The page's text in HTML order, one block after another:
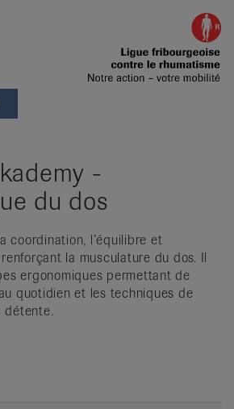
-
du dos
coordination, l’équilibre et
la musculature du dos. Il
ergonomiques permettant de
quotidien et les techniques de
détente.